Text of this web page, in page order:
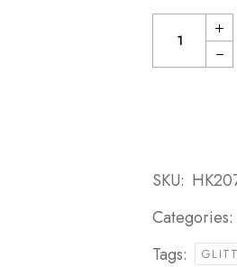
Haarknipjes
SKU:
Categories:
Tags: